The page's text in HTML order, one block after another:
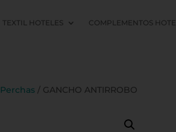
TEXTIL HOTELES COMPLEMENTOS
Perchas / GANCHO ANTIRROBO